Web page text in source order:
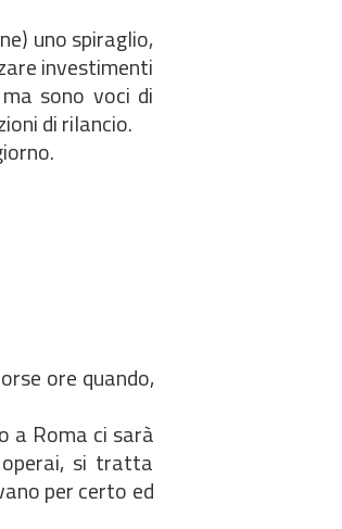
uno spiraglio,
investimenti
sono voci di
di rilancio.
ore quando,
a Roma ci sarà
si tratta
per certo ed